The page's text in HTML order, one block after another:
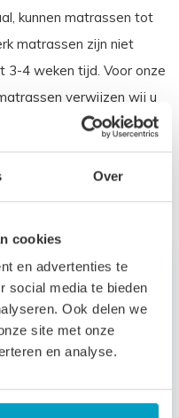
Over
cookies
en advertenties te
social media te bieden
Ook delen we
site met onze
en analyse.
kunnen matrassen tot
matrassen zijn niet
3-4 weken tijd. Voor onze
verwijzen wij u